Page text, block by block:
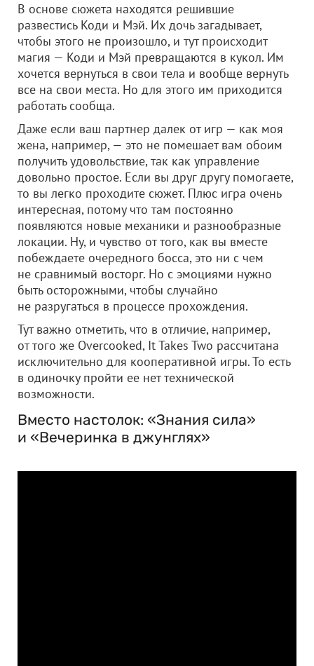
В основе сюжета находятся решившие
развестись Коди и Мэй. Их дочь загадывает,
чтобы этого не произошло, и тут происходит
магия — Коди и Мэй превращаются в кукол. Им
хочется вернуться в свои тела и вообще вернуть
все на свои места. Но для этого им приходится
работать сообща.
Даже если ваш партнер далек от игр — как моя
жена, например, — это не помешает вам обоим
получить удовольствие, так как управление
довольно простое. Если вы друг другу помогаете,
то вы легко проходите сюжет. Плюс игра очень
интересная, потому что там постоянно
появляются новые механики и разнообразные
локации. Ну, и чувство от того, как вы вместе
побеждаете очередного босса, это ни с чем
не сравнимый восторг. Но с эмоциями нужно
быть осторожными, чтобы случайно
не разругаться в процессе прохождения.
Тут важно отметить, что в отличие, например,
от того же Overcooked, It Takes Two рассчитана
исключительно для кооперативной игры. То есть
в одиночку пройти ее нет технической
возможности.
Вместо настолок: «Знания сила»
и «Вечеринка в джунглях»